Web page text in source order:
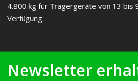
4.800 kg für Trägergeräte von 13 bis
Verfügung.
Newsletter